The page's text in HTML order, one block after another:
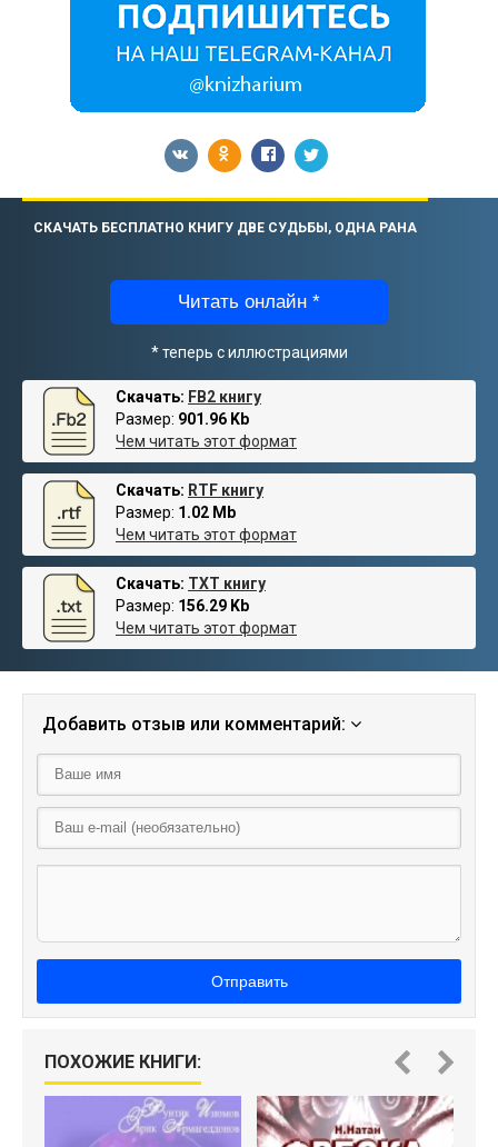
СКАЧАТЬ БЕСПЛАТНО КНИГУ ДВЕ СУДЬБЫ, ОДНА РАНА
Читать онлайн *
* теперь с иллюстрациями
Скачать: FB2 книгу
Размер: 901.96 Kb
Чем читать этот формат
Скачать: RTF книгу
Размер: 1.02 Mb
Чем читать этот формат
Скачать: TXT книгу
Размер: 156.29 Kb
Чем читать этот формат
Добавить отзыв или комментарий:
Отправить
ПОХОЖИЕ КНИГИ: